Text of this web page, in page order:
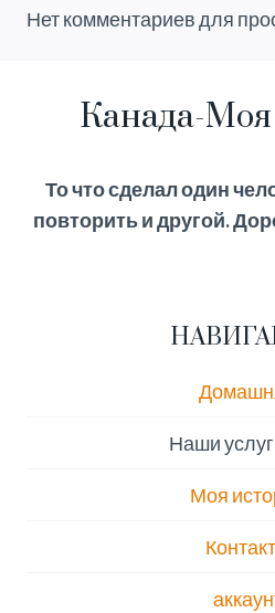
составляла$100.00.
Нет комментариев для
Канада-
То что сделал один
повторить и другой.
Наши
Моя